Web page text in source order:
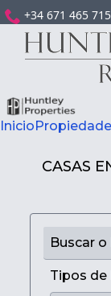
+34 671 465
Inicio
CASAS
Buscar
Tipos de